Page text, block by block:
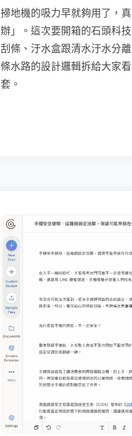
掃地機的吸力早就夠用了，
辦」。這次要開箱的石頭科
刮條、汙水盒跟清水汙水分
條水路的設計邏輯拆給大家
套。